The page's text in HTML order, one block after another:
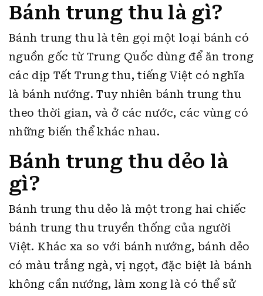
Bánh trung thu là gì?
Bánh trung thu là tên gọi một loại bánh có
nguồn gốc từ Trung Quốc dùng để ăn trong
các dịp Tết Trung thu, tiếng Việt có nghĩa
là bánh nướng. Tuy nhiên bánh trung thu
theo thời gian, và ở các nước, các vùng có
những biến thể khác nhau.
Bánh trung thu dẻo là
gì?
Bánh trung thu dẻo là một trong hai chiếc
bánh trung thu truyền thống của người
Việt. Khác xa so với bánh nướng, bánh dẻo
có màu trắng ngà, vị ngọt, đặc biệt là bánh
không cần nướng, làm xong là có thể sử